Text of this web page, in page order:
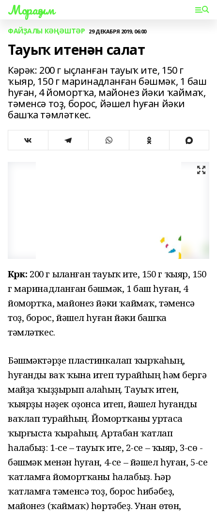
Мораҙым
ФАЙҘАЛЫ КӘҢӘШТӘР 29 ДЕКАБРЯ 2019, 06:00
Тауыҡ итенән салат
Кәрәк: 200 г ыҫланған тауыҡ ите, 150 г
ҡыяр, 150 г маринадланған бәшмәк, 1 баш
һуған, 4 йомортҡа, майонез йәки ҡаймаҡ,
тәменсә тоҙ, борос, йәшел һуған йәки
башҡа тәмләткес.
Кәрәк: 200 г ыҫланған тауыҡ ите, 150 г ҡыяр, 150
г маринадланған бәшмәк, 1 баш һуған, 4
йомортҡа, майонез йәки ҡаймаҡ, тәменсә
тоҙ, борос, йәшел һуған йәки башҡа
тәмләткес.
Бәшмәктәрҙе пластинкалап ҡырҡаһың,
һуғанды ваҡ ҡына итеп турайһың һәм бергә
майҙа ҡыҙҙырып алаһың. Тауыҡ итен,
ҡыярҙы нәҙек оҙонса итеп, йәшел һуғанды
ваҡлап турайһың. Йомортҡаны уртаса
ҡырғыста ҡыраһың. Артабан ҡатлап
һалабыҙ: 1-се – тауыҡ ите, 2-се – ҡыяр, 3-сө -
бәшмәк менән һуған, 4-се – йәшел һуған, 5-се
ҡатламға йомортҡаны һалабыҙ. Һәр
ҡатламға тәменсә тоҙ, борос һибәбеҙ,
майонез (ҡаймаҡ) һөртәбеҙ. Унан өҫтөн,